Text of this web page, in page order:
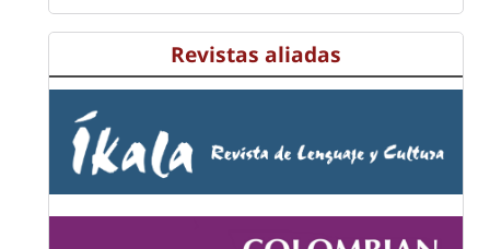
Revistas aliadas